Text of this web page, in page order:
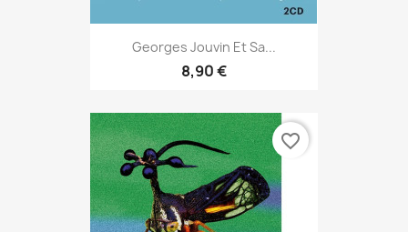
Georges Jouvin Et Sa...
8,90 €
favorite_border